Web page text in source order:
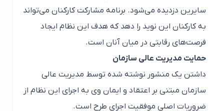
سایرین دزدیده می‌شود. برنامه مشارکت کارکنان می‌تواند
به کارکنان این نوید را دهد که هدف این نظام ایجاد
فرصت‌های رقابتی در میان آنان است.
حمایت مدیریت عالی سازمان
داشتن یک منشور نوشته شده توسط مدیریت عالی
سازمان مبتنی بر اعتقاد و ایمان وی به اجرای این نظام از
ضروریات اصلی موفقیت اجرای طرح است.